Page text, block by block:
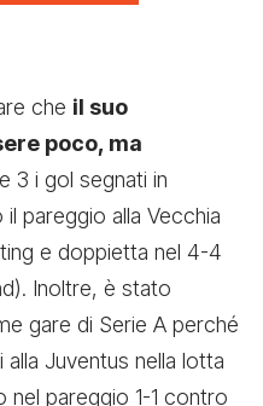
che il suo
poco, ma
3 i gol segnati in
pareggio alla Vecchia
e doppietta nel 4-4
Inoltre, è stato
gare di Serie A perché
Juventus nella lotta
pareggio 1-1 contro